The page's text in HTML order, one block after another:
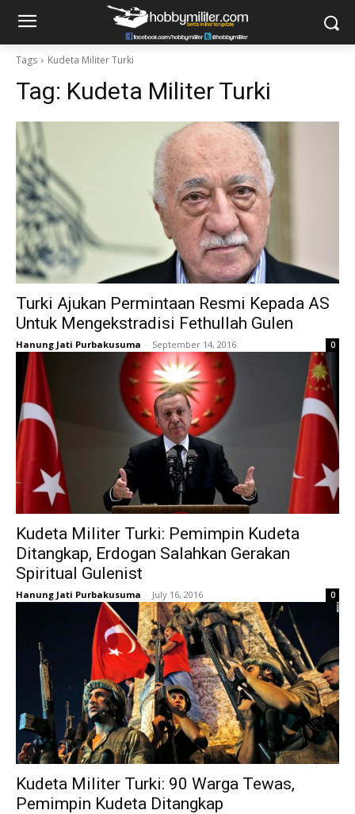
Tags Kudeta Militer Turki
Tag: Kudeta Militer Turki
Turki Ajukan Permintaan Resmi Kepada AS
Untuk Mengekstradisi Fethullah Gulen
Hanung Jati Purbakusuma - September 14, 2016 0
Kudeta Militer Turki: Pemimpin Kudeta
Ditangkap, Erdogan Salahkan Gerakan
Spiritual Gulenist
Hanung Jati Purbakusuma - July 16, 2016 0
Kudeta Militer Turki: 90 Warga Tewas,
Pemimpin Kudeta Ditangkap